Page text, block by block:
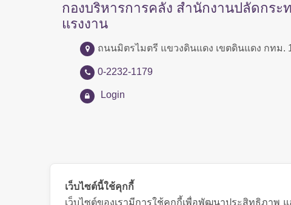
กองบริหารการคลัง สำนักงานปลัดกระ
แรงงาน
ถนนมิตรไมตรี แขวงดินแดง เขตดินแดง กทม.
0-2232-1179
Login
เว็บไซต์นี้ใช้คุกกี้
เว็บไซต์ของเรามีการใช้คุกกี้เพื่อพัฒนาประสิทธิภา